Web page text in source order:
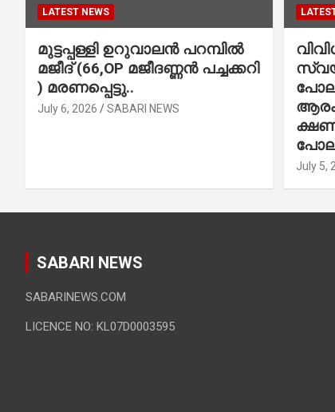
LATEST NEWS
മുട്ടപ്പള്ളി ഉറുവാലൻ പറമ്പിൽ
മജീദ് (66,OP മജീദണ്ണൻ പച്ചക്കറി
) മരണപ്പെട്ടു..
July 6, 2026 SABARI NEWS
July 5,
SABARI NEWS
SABARINEWS.COM
LICENCE NO: KL07D0003595